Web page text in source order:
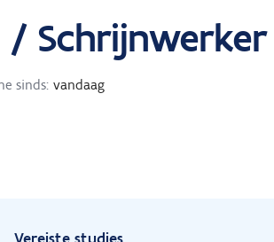
/
sinds: vandaag